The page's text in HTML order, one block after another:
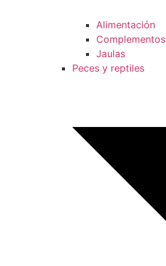
Alimentación
Complementos
Jaulas
Peces y reptiles